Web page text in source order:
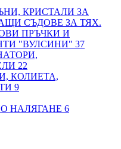
КРИСТАЛИ ЗА
СЪДОВЕ ЗА ТЯХ.
ПРЪЧКИ И
"ВУЛСИНИ" 37
22
КОЛИЕТА,
9
НАЛЯГАНЕ 6